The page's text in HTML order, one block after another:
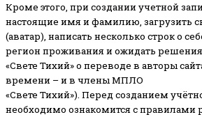
Кроме этого, при создании учетной
настоящие имя и фамилию, загрузить
(аватар), написать несколько строк о
регион проживания и ожидать
«Свете Тихий» о переводе в авторы
времени – и в члены МПЛО
«Свете Тихий»). Перед созданием
необходимо ознакомится с правилами